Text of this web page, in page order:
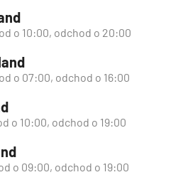
o 10:00, odchod o 20:00
o 07:00, odchod o 16:00
o 10:00, odchod o 19:00
o 09:00, odchod o 19:00